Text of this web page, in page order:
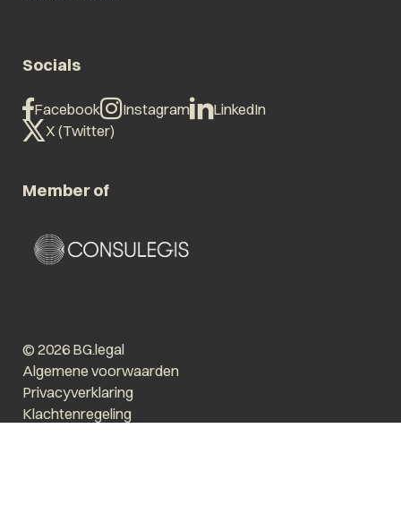
Socials
Facebook Instagram
LinkedIn
X (Twitter)
Member of
© 2026 BG.legal
Algemene voorwaarden
Privacyverklaring
Klachtenregeling